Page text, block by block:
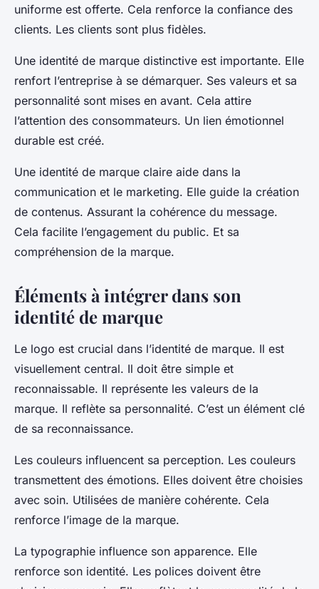
uniforme est offerte. Cela renforce la confiance des
clients. Les clients sont plus fidèles.
Une identité de marque distinctive est importante. Elle
renfort l’entreprise à se démarquer. Ses valeurs et sa
personnalité sont mises en avant. Cela attire
l’attention des consommateurs. Un lien émotionnel
durable est créé.
Une identité de marque claire aide dans la
communication et le marketing. Elle guide la création
de contenus. Assurant la cohérence du message.
Cela facilite l’engagement du public. Et sa
compréhension de la marque.
Éléments à intégrer dans son
identité de marque
Le logo est crucial dans l’identité de marque. Il est
visuellement central. Il doit être simple et
reconnaissable. Il représente les valeurs de la
marque. Il reflète sa personnalité. C’est un élément clé
de sa reconnaissance.
Les couleurs influencent sa perception. Les couleurs
transmettent des émotions. Elles doivent être choisies
avec soin. Utilisées de manière cohérente. Cela
renforce l’image de la marque.
La typographie influence son apparence. Elle
renforce son identité. Les polices doivent être